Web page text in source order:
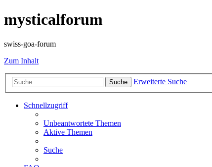
mysticalforum
swiss-goa-forum
Zum Inhalt
Suche Erweiterte Suche
Schnellzugriff
Unbeantwortete Themen
Aktive Themen
Suche